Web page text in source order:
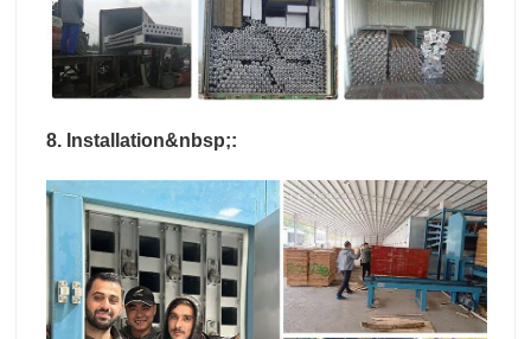
8. Installation&nbsp;: